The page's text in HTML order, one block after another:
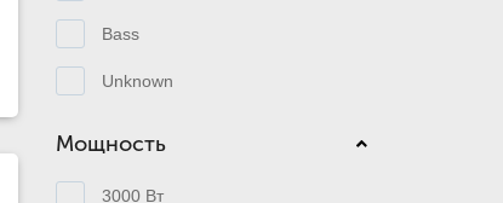
Bass
Unknown
Мощность
3000 Вт